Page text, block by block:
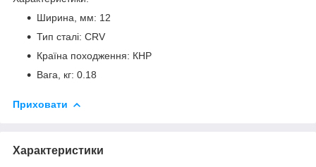
Ширина, мм: 12
Тип сталі: CRV
Країна походження: КНР
Вага, кг: 0.18
Приховати
Характеристики